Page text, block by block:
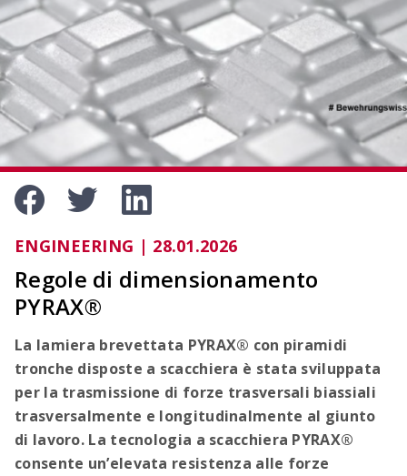
OCIMA – Valutazione della durata di vita
Verificare la durata di vita prevista delle strutture
in cemento armato durante la fase di
progettazione.
ACILIST
Crea facilmente e rapidamente elenchi di
tecnologie di rinforzo
ENGINEERING | 28.01.2026
Regole di dimensionamento
PYRAX®
La lamiera brevettata PYRAX® con piramidi
tronche disposte a scacchiera è stata sviluppata
per la trasmissione di forze trasversali biassiali
trasversalmente e longitudinalmente al giunto
di lavoro. La tecnologia a scacchiera PYRAX®
consente un’elevata resistenza alle forze